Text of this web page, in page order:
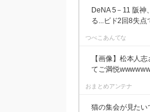
DeNA 5－11 阪神
る...ビド2回8失点
つべこあんてな
【画像】松本人
てご満悦
おまとめアンテナ
猫の集会が見たい